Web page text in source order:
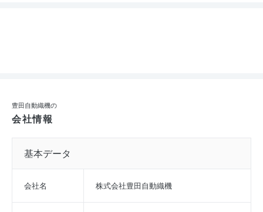
豊田自動織機の
会社情報
基本データ
会社名 株式会社豊田自動織機